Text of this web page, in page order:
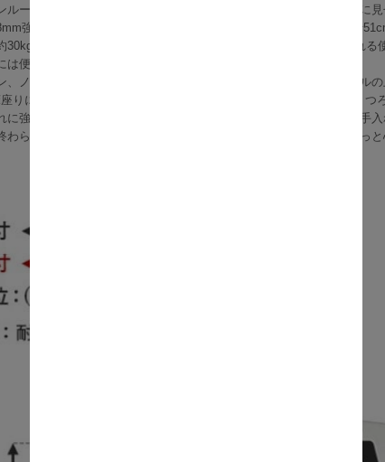
ルーム、子供部屋にもすっとなじみ、毎日の景色をぐっとおしゃれに見
強化ガラス天板は、お部屋に圧迫感を与えにくく、幅90cm×奥行
30kgで、ティータイムはもちろん、ノートPCを広げたい時にも頼れる
は便利な棚板付き。
、ノート、お気に入りの本や小物をちょい置きできるので、テーブルの
りにもソファ使いにも合わせやすく、足元にゆとりがある設計でくつ
に強いメラミン樹脂加工、脚部はすっきりとしたスチール製で、お手入
わらない、使いやすさまでちゃんと考えられた一台で、お部屋をもっ